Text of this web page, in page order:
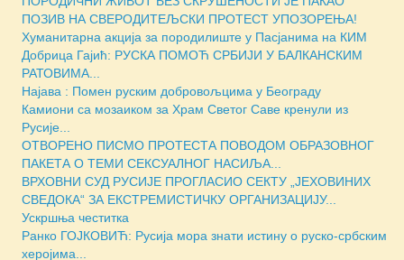
ПОЗИВ НА СВЕРОДИТЕЉСКИ ПРОТЕСТ УПОЗОРЕЊА!
Хуманитарна акција за породилиште у Пасјанима на КИМ
Добрица Гајић: РУСКА ПОМОЋ СРБИЈИ У БАЛКАНСКИМ
РАТОВИМА...
Најава : Помен руским добровољцима у Београду
Камиони са мозаиком за Храм Светог Саве кренули из
Русије...
ОТВОРЕНО ПИСМО ПРОТЕСТА ПОВОДОМ ОБРАЗОВНОГ
ПАКЕТА О ТЕМИ СЕКСУАЛНОГ НАСИЉА...
ВРХОВНИ СУД РУСИЈЕ ПРОГЛАСИО СЕКТУ „ЈЕХОВИНИХ
СВЕДОКА“ ЗА ЕКСТРЕМИСТИЧКУ ОРГАНИЗАЦИЈУ...
Ускршња честитка
Ранко ГОЈКОВИЋ: Русија мора знати истину о руско-србским
херојима...